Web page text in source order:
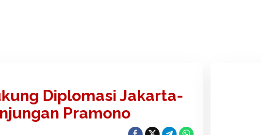
Diplomasi Jakarta-
Pramono